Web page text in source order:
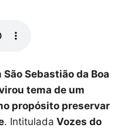
Sebastião da Boa
tema de um
propósito preservar
. Intitulada Vozes do